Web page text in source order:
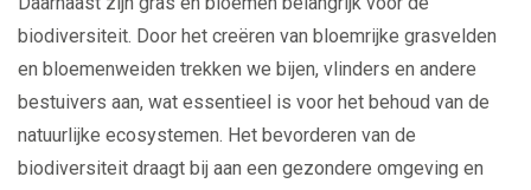
biodiversiteit. Door het creëren van bloemrijke grasvelden
en bloemenweiden trekken we bijen, vlinders en andere
bestuivers aan, wat essentieel is voor het behoud van de
natuurlijke ecosystemen. Het bevorderen van de
biodiversiteit draagt ​​bij aan een gezondere omgeving en